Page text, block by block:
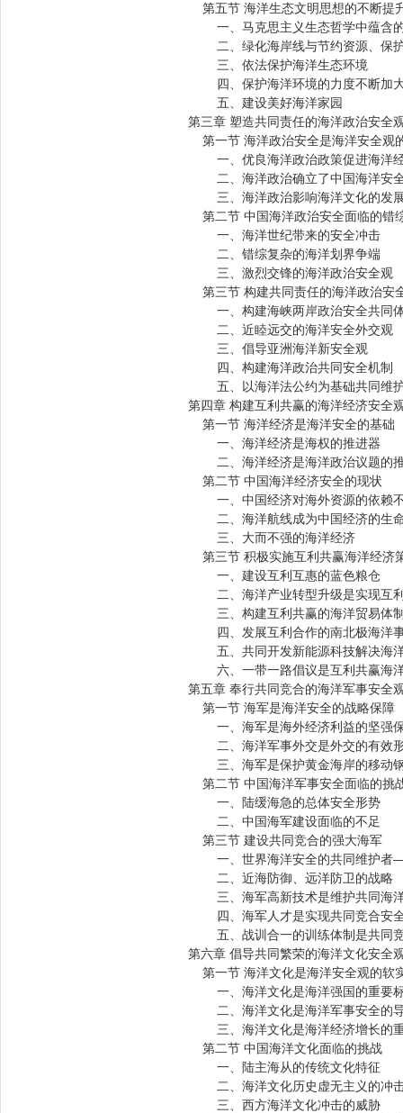
第五节 海洋生态文明思想的不断提
一、马克思主义生态哲学中蕴含
二、绿化海岸线与节约资源、保
三、依法保护海洋生态环境
四、保护海洋环境的力度不断加
五、建设美好海洋家园
第三章 塑造共同责任的海洋政治安全
第一节 海洋政治安全是海洋安全观
一、优良海洋政治政策促进海洋
二、海洋政治确立了中国海洋安
三、海洋政治影响海洋文化的发
第二节 中国海洋政治安全面临的错
一、海洋世纪带来的安全冲击
二、错综复杂的海洋划界争端
三、激烈交锋的海洋政治安全观
第三节 构建共同责任的海洋政治安
一、构建海峡两岸政治安全共同
二、近睦远交的海洋安全外交观
三、倡导亚洲海洋新安全观
四、构建海洋政治共同安全机制
五、以海洋法公约为基础共同维
第四章 构建互利共赢的海洋经济安全
第一节 海洋经济是海洋安全的基础
一、海洋经济是海权的推进器
二、海洋经济是海洋政治议题的
第二节 中国海洋经济安全的现状
一、中国经济对海外资源的依赖
二、海洋航线成为中国经济的生
三、大而不强的海洋经济
第三节 积极实施互利共赢海洋经济
一、建设互利互惠的蓝色粮仓
二、海洋产业转型升级是实现互
三、构建互利共赢的海洋贸易体
四、发展互利合作的南北极海洋
五、共同开发新能源科技解决海洋
六、一带一路倡议是互利共赢海洋
第五章 奉行共同竞合的海洋军事安全
第一节 海军是海洋安全的战略保障
一、海军是海外经济利益的坚强
二、海洋军事外交是外交的有效
三、海军是保护黄金海岸的移动
第二节 中国海洋军事安全面临的挑
一、陆缓海急的总体安全形势
二、中国海军建设面临的不足
第三节 建设共同竞合的强大海军
一、世界海洋安全的共同维护者
二、近海防御、远洋防卫的战略
三、海军高新技术是维护共同海洋
四、海军人才是实现共同竞合安
五、战训合一的训练体制是共同竞
第六章 倡导共同繁荣的海洋文化安全
第一节 海洋文化是海洋安全观的软
一、海洋文化是海洋强国的重要
二、海洋文化是海洋军事安全的
三、海洋文化是海洋经济增长的
第二节 中国海洋文化面临的挑战
一、陆主海从的传统文化特征
二、海洋文化历史虚无主义的冲
三、西方海洋文化冲击的威胁